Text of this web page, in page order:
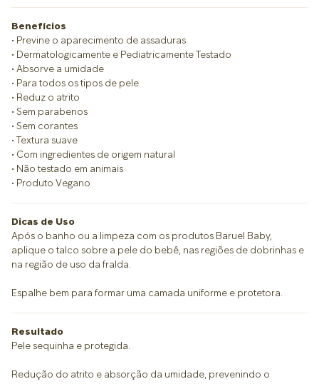
Benefícios
• Previne o aparecimento de assaduras
• Dermatologicamente e Pediatricamente Testado
• Absorve a umidade
• Para todos os tipos de pele
• Reduz o atrito
• Sem parabenos
• Sem corantes
• Textura suave
• Com ingredientes de origem natural
• Não testado em animais
• Produto Vegano
Dicas de Uso
Após o banho ou a limpeza com os produtos Baruel Baby,
aplique o talco sobre a pele do bebê, nas regiões de dobrinhas e
na região de uso da fralda.
Espalhe bem para formar uma camada uniforme e protetora.
Resultado
Pele sequinha e protegida.
Redução do atrito e absorção da umidade, prevenindo o